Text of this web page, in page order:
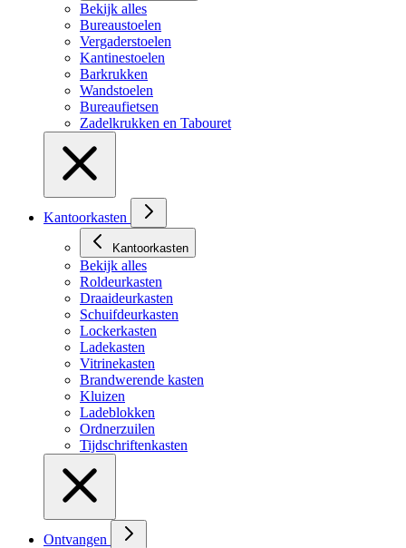
Bekijk alles
Bureaustoelen
Vergaderstoelen
Kantinestoelen
Barkrukken
Wandstoelen
Bureaufietsen
Zadelkrukken en Tabouret
Kantoorkasten
Kantoorkasten
Bekijk alles
Roldeurkasten
Draaideurkasten
Schuifdeurkasten
Lockerkasten
Ladekasten
Vitrinekasten
Brandwerende kasten
Kluizen
Ladeblokken
Ordnerzuilen
Tijdschriftenkasten
Ontvangen